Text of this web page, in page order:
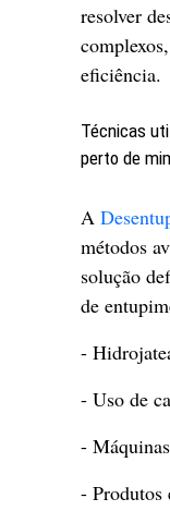
resolver
eficiência.
Técnicas
perto de
A
métodos
solução
de
-
- Uso de
-
- Produtos